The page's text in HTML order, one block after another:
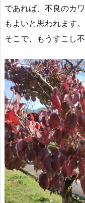
であれば、不良のカ
もよいと思われます。
そこで、もうすこし